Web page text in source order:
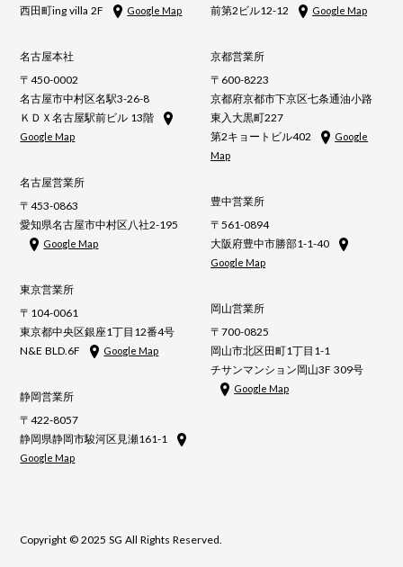
西田町ing villa 2F
Google Map
名古屋本社
〒450-0002
名古屋市中村区名駅3-26-8
ＫＤＸ名古屋駅前ビル 13階
Google Map
名古屋営業所
〒453-0863
愛知県名古屋市中村区八社2-195
Google Map
東京営業所
〒104-0061
東京都中央区銀座1丁目12番4号
N&E BLD.6F
Google Map
静岡営業所
〒422-8057
静岡県静岡市駿河区見瀬161-1
Google Map
前第2ビル12-12
Google Map
京都営業所
〒600-8223
京都府京都市下京区七条通油小路
東入大黒町227
第2キョートビル402
Google
Map
豊中営業所
〒561-0894
大阪府豊中市勝部1-1-40
Google Map
岡山営業所
〒700-0825
岡山市北区田町1丁目1-1
チサンマンション岡山3F 309号
Google Map
Copyright © 2025 SG All Rights Reserved.